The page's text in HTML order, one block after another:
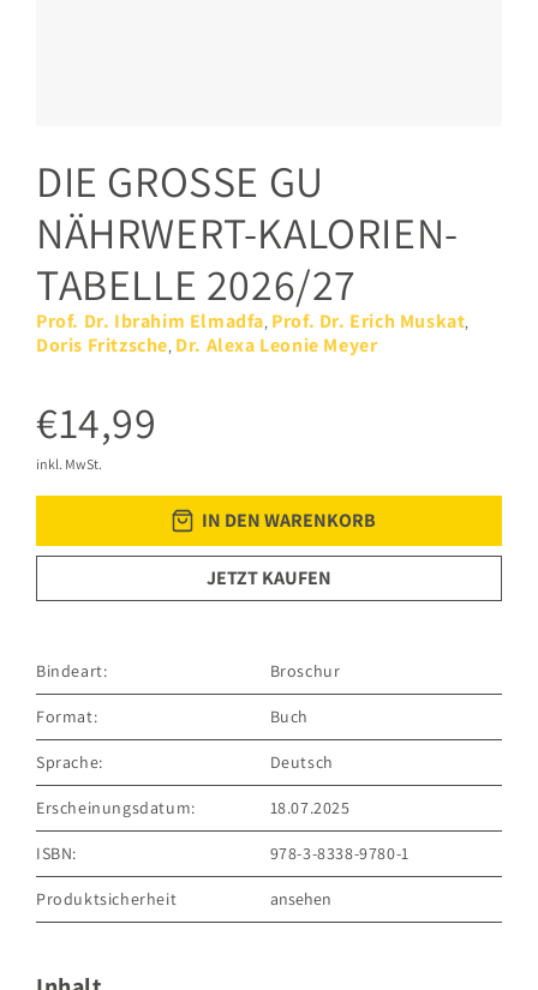
DIE GROSSE GU
NÄHRWERT-KALORIEN-
TABELLE 2026/27
Prof. Dr. Ibrahim Elmadfa, Prof. Dr. Erich Muskat,
Doris Fritzsche, Dr. Alexa Leonie Meyer
€14,99
inkl. MwSt.
IN DEN WARENKORB
JETZT KAUFEN
Bindeart: Broschur
Format: Buch
Sprache: Deutsch
Erscheinungsdatum: 18.07.2025
ISBN: 978-3-8338-9780-1
Produktsicherheit
ansehen
81675 München